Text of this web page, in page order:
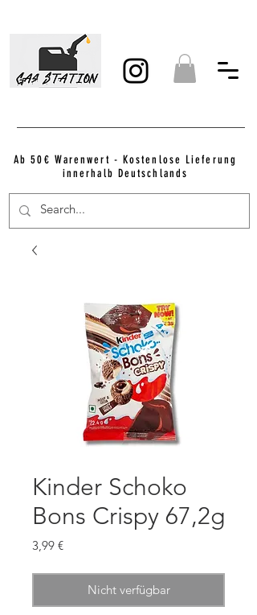
Ab 50€ Warenwert - Kostenlose Lieferung
innerhalb Deutschlands
Kinder Schoko
Bons Crispy 67,2g
3,99 €Preis
Nicht verfügbar